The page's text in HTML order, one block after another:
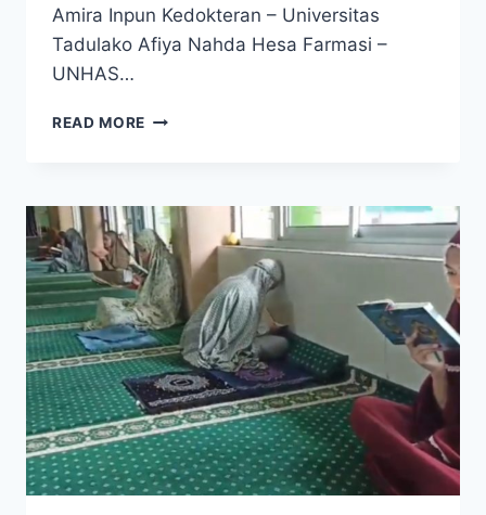
Amira Inpun Kedokteran – Universitas
Tadulako Afiya Nahda Hesa Farmasi –
UNHAS…
READ MORE